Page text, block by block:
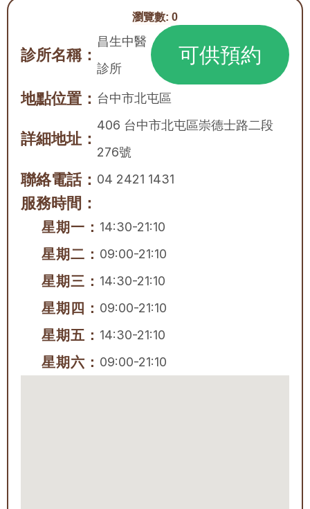
瀏覽數: 0
診所名稱：
昌生中醫
診所
可供預約
地點位置： 台中市北屯區
詳細地址：
406 台中市北屯區崇德士路二段
276號
聯絡電話： 04 2421 1431
服務時間：
星期一： 14:30-21:10
星期二： 09:00-21:10
星期三： 14:30-21:10
星期四： 09:00-21:10
星期五： 14:30-21:10
星期六： 09:00-21:10